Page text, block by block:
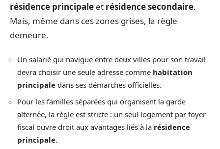
résidence principale et résidence secondaire.
Mais, même dans ces zones grises, la règle
demeure.
Un salarié qui navigue entre deux villes pour son travail
devra choisir une seule adresse comme habitation
principale dans ses démarches officielles.
Pour les familles séparées qui organisent la garde
alternée, la règle est stricte : un seul logement par foyer
fiscal ouvre droit aux avantages liés à la résidence
principale.